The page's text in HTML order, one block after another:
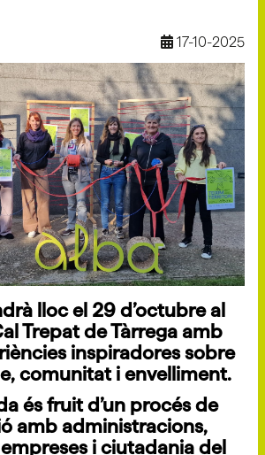
17-10-2025
lloc el 29 d’octubre al
Trepat de Tàrrega amb
inspiradores sobre
comunitat i envelliment.
és fruit d’un procés de
amb administracions,
i ciutadania del